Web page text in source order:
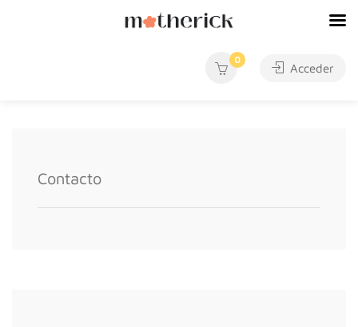
0
Acceder
Contacto